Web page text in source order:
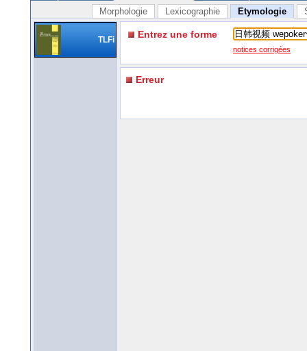
Morphologie Lexicographie Etymologie
TLFi Entrez une forme
notices corrigées
Erreur